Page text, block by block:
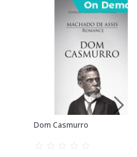
Dom Casmurro